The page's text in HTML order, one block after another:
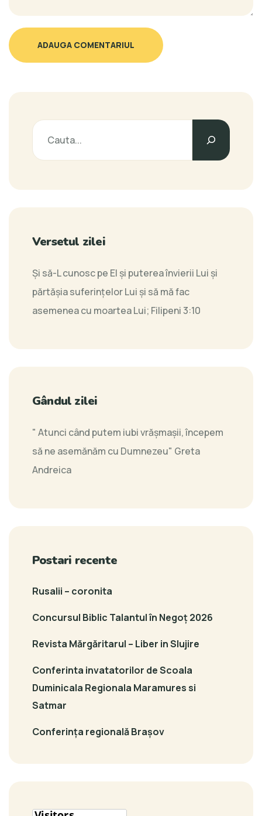
ADAUGA COMENTARIUL
Versetul zilei
Şi să-L cunosc pe El şi puterea învierii Lui şi
părtăşia suferinţelor Lui şi să mă fac
asemenea cu moartea Lui; Filipeni 3:10
Gândul zilei
" Atunci când putem iubi vrăşmaşii, începem
să ne asemănăm cu Dumnezeu" Greta
Andreica
Postari recente
Rusalii – coronita
Concursul Biblic Talantul în Negoț 2026
Revista Mărgăritarul – Liber in Slujire
Conferinta invatatorilor de Scoala
Duminicala Regionala Maramures si
Satmar
Conferința regională Brașov